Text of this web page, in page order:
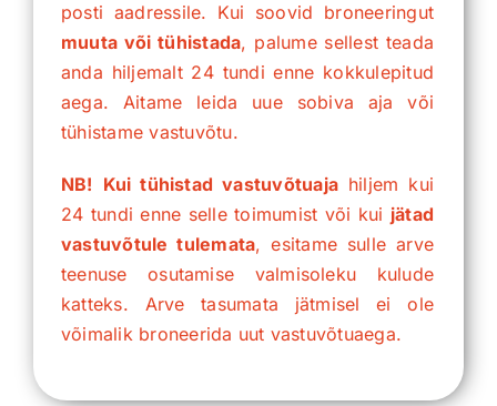
posti aadressile. Kui soovid broneeringut
muuta või tühistada, palume sellest teada
anda hiljemalt 24 tundi enne kokkulepitud
aega. Aitame leida uue sobiva aja või
tühistame vastuvõtu.
NB! Kui tühistad vastuvõtuaja hiljem kui
24 tundi enne selle toimumist või kui jätad
vastuvõtule tulemata, esitame sulle arve
teenuse osutamise valmisoleku kulude
katteks. Arve tasumata jätmisel ei ole
võimalik broneerida uut vastuvõtuaega.